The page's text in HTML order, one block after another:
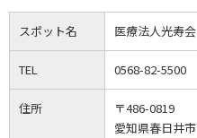
スポット名 医療法人光寿会
TEL 0568-82-5500
住所
〒486-0819
愛知県春日井